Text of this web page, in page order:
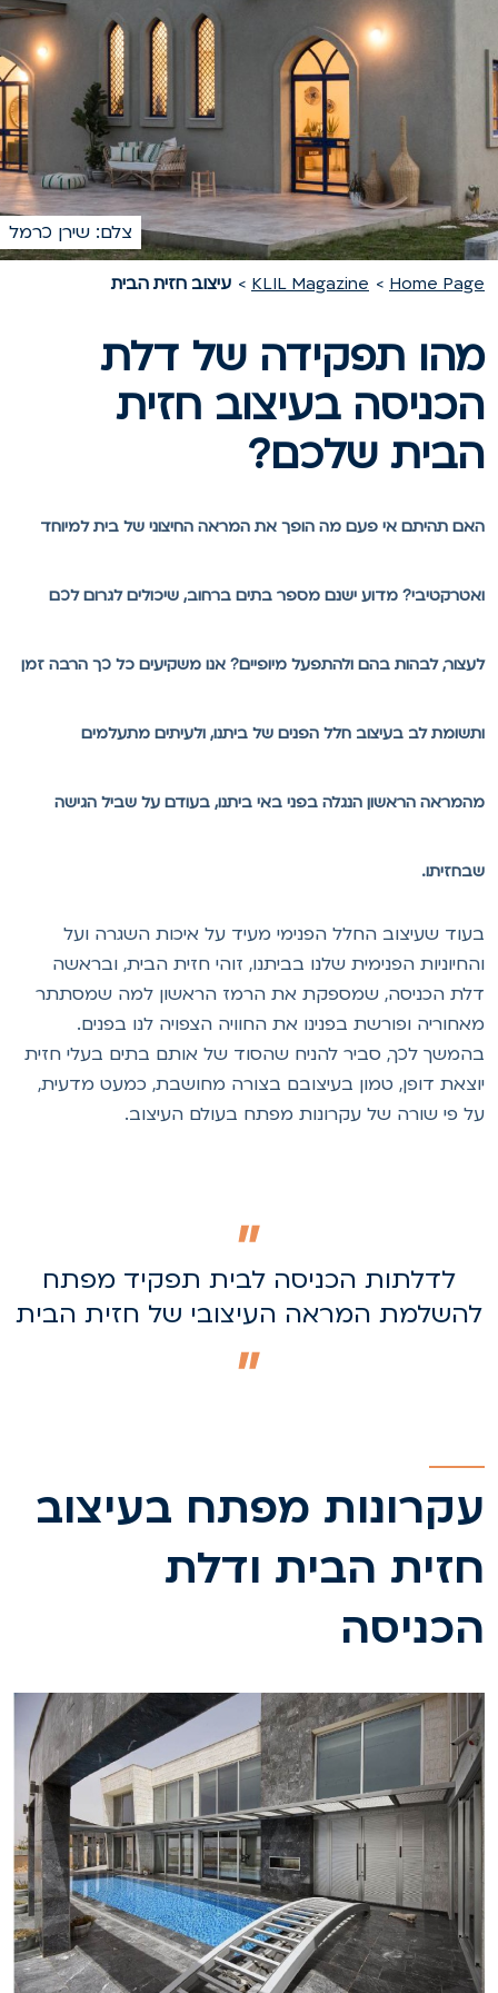
צלם: שירן כרמל
Home
KLIL Magazine עיצוב חזית הבית
תפקידה של דלת
בעיצוב חזית
שלכם?
תהיתם אי פעם מה הופך את המראה החיצוני של בית למיוחד
מדוע ישנם מספר בתים ברחוב, שיכולים לגרום לכם
לבהות בהם ולהתפעל מיופיים? אנו משקיעים כל כך הרבה זמן
לב בעיצוב חלל הפנים של ביתנו, ולעיתים מתעלמים
הראשון הנגלה בפני באי ביתנו, בעודם על שביל הגישה
שעיצוב החלל הפנימי מעיד על איכות השגרה ועל
הפנימית שלנו בביתנו, זוהי חזית הבית, ובראשה
הכניסה, שמספקת את הרמז הראשון למה שמסתתר
ופורשת בפנינו את החוויה הצפויה לנו בפנים.
לכך, סביר להניח שהסוד של אותם בתים בעלי חזית
דופן, טמון בעיצובם בצורה מחושבת, כמעט מדעית,
פי שורה של עקרונות מפתח בעולם העיצוב.
לדלתות הכניסה לבית תפקיד מפתח
המראה העיצובי של חזית הבית
מפתח בעיצוב
הבית ודלת